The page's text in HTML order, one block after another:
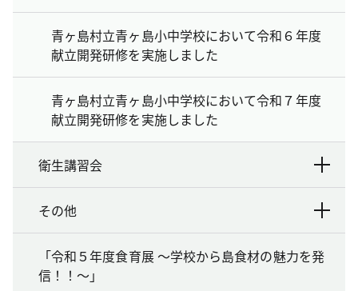
青ヶ島村立青ヶ島小中学校において令和６年度
献立開発研修を実施しました
青ヶ島村立青ヶ島小中学校において令和７年度
献立開発研修を実施しました
衛生講習会
その他
「令和５年度食育展 ～学校から島食材の魅力を発
信！！～」